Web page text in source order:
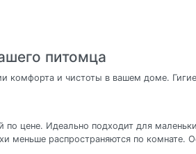
питомца
комфорта и чистоты в вашем доме.
цене. Идеально подходит для
меньше распространяются по